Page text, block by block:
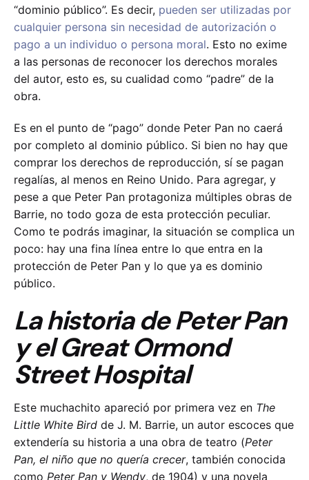
“dominio público”. Es decir, pueden ser utilizadas por
cualquier persona sin necesidad de autorización o
pago a un individuo o persona moral. Esto no exime
a las personas de reconocer los derechos morales
del autor, esto es, su cualidad como “padre” de la
obra.
Es en el punto de “pago” donde Peter Pan no caerá
por completo al dominio público. Si bien no hay que
comprar los derechos de reproducción, sí se pagan
regalías, al menos en Reino Unido. Para agregar, y
pese a que Peter Pan protagoniza múltiples obras de
Barrie, no todo goza de esta protección peculiar.
Como te podrás imaginar, la situación se complica un
poco: hay una fina línea entre lo que entra en la
protección de Peter Pan y lo que ya es dominio
público.
La historia de Peter Pan
y el Great Ormond
Street Hospital
Este muchachito apareció por primera vez en The
Little White Bird de J. M. Barrie, un autor escoces que
extendería su historia a una obra de teatro (Peter
Pan, el niño que no quería crecer, también conocida
como Peter Pan y Wendy, de 1904) y una novela